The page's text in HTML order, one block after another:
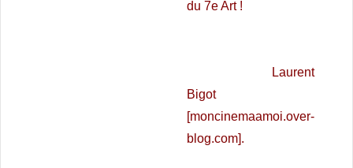
du 7e Art !
Laurent
Bigot
[moncinemaamoi.over-
blog.com].